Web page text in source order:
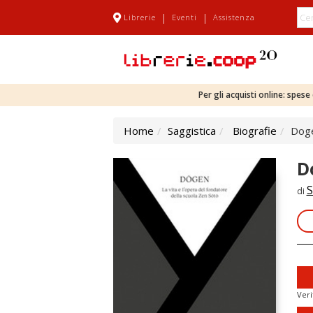
Librerie | Eventi | Assistenza
Per gli acquisti online:
Home Saggistica Biografie
di